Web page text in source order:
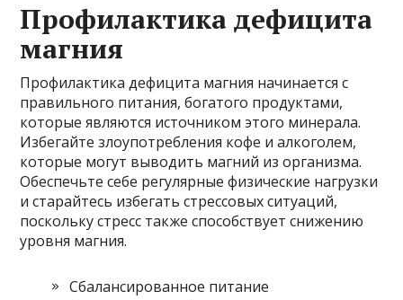
Профилактика дефицита
магния
Профилактика дефицита магния начинается с
правильного питания, богатого продуктами,
которые являются источником этого минерала.
Избегайте злоупотребления кофе и алкоголем,
которые могут выводить магний из организма.
Обеспечьте себе регулярные физические нагрузки
и старайтесь избегать стрессовых ситуаций,
поскольку стресс также способствует снижению
уровня магния.
Сбалансированное питание